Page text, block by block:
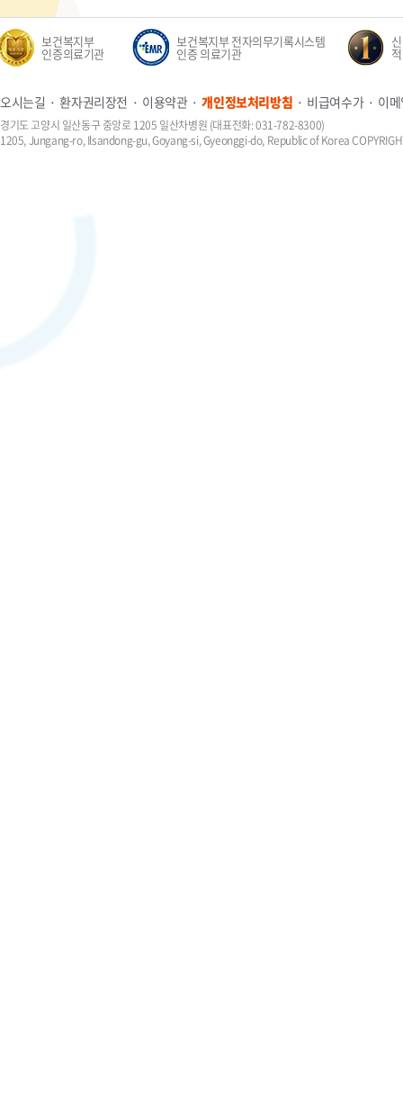
보건복지부
인증의료기관
보건복지부 전자의무기록시스템
인증 의료기관
신생
적정
오시는길 환자권리장전 이용약관 개인정보처리방침 비급여수가 이
경기도 고양시 일산동구 중앙로 1205 일산차병원 (대표전화: 031-782-8300)
1205, Jungang-ro, Ilsandong-gu, Goyang-si, Gyeonggi-do, Republic of Korea